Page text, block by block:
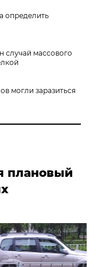
определить
случай массового
могли заразиться
плановый